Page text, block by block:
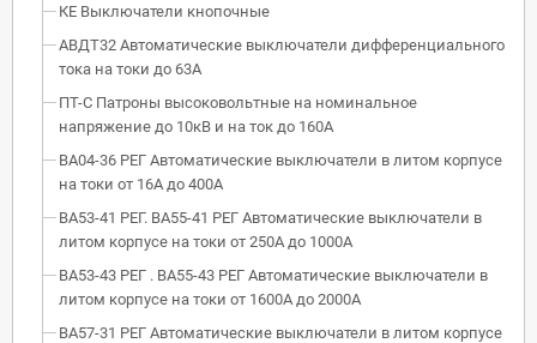
КЕ Выключатели кнопочные
АВДТ32 Автоматические выключатели дифференциального
тока на токи до 63А
ПТ-С Патроны высоковольтные на номинальное
напряжение до 10кВ и на ток до 160А
ВА04-36 РЕГ Автоматические выключатели в литом корпусе
на токи от 16А до 400А
ВА53-41 РЕГ. ВА55-41 РЕГ Автоматические выключатели в
литом корпусе на токи от 250А до 1000А
ВА53-43 РЕГ . ВА55-43 РЕГ Автоматические выключатели в
литом корпусе на токи от 1600А до 2000А
ВА57-31 РЕГ Автоматические выключатели в литом корпусе